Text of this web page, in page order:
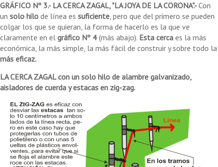
GRÁFICO Nº 3.- LA CERCA ZAGAL, "LA JOYA DE LA CORONA".-Con
un solo hilo de línea es suficiente, pero que del primero se pueden
colgar los que se quieran, la forma de hacerlo es la que ve
claramente en el gráfico Nº 4(más abajo). Esta cerca es la más
económica, la más simple, la más fácil de construir y sobre todo la
más eficaz.
LA CERCA ZAGAL con un solo hilo de alambre galvanizado,
aisladores de cuerda y estacas en zig-zag.